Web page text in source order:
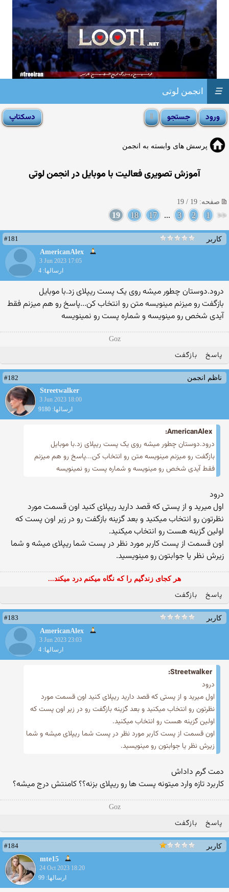
انجمن لوتی ☰
پرسش های وابسته به انجمن
آموزش تصویری فعالیت با موبایل در انجمن لوتی
صفحه: 19 / 19
<<
1
2
3
...
17
18
19
کاربر
#181
AmericanAlex
3 Jun 2023 17:05
ارسالها: 4
درود.دوستان چطور میشه روی یک پست ریپلای زد.با موبایل
بازگفت رو میزنم مینویسه متن رو انتخاب کن...پاسخ رو هم میزنم فقط
آیدی شخص رو مینویسه و شماره پست رو نمینویسه
Goz
پاسخ بازگفت
ناظم انجمن
#182
Streetwalker
3 Jun 2023 18:00
ارسالها: 9180
AmericanAlex:
درود.دوستان چطور میشه روی یک پست ریپلای زد.با موبایل
بازگفت رو میزنم مینویسه متن رو انتخاب کن...پاسخ رو هم میزنم
فقط آیدی شخص رو مینویسه و شماره پست رو نمینویسه
درود
اول میرید و از پستی که قصد دارید ریپلای کنید اون قسمت مورد
نظرتون رو انتخاب میکنید و بعد گزینه بازگفت رو در زیر اون پست که
اولین گزینه هست رو انتخاب میکنید.
اون قسمت از پست کاربر مورد نظر در پست شما ریپلای میشه و شما
زیرش نظر یا جوابتون رو مینویسید.
هر کجای زندگیم را که نگاه میکنم درد میکند...
پاسخ بازگفت
کاربر
#183
AmericanAlex
3 Jun 2023 23:03
ارسالها: 4
Streetwalker:
درود
اول میرید و از پستی که قصد دارید ریپلای کنید اون قسمت مورد
نظرتون رو انتخاب میکنید و بعد گزینه بازگفت رو در زیر اون پست که
اولین گزینه هست رو انتخاب میکنید.
اون قسمت از پست کاربر مورد نظر در پست شما ریپلای میشه و شما
زیرش نظر یا جوابتون رو مینویسید.
دمت گرم داداش
کاربرد تازه وارد میتونه پست ها رو ریپلای بزنه؟؟ کامنتش درج میشه؟
Goz
پاسخ بازگفت
کاربر
#184
mte15
24 Oct 2023 18:20
ارسالها: 99